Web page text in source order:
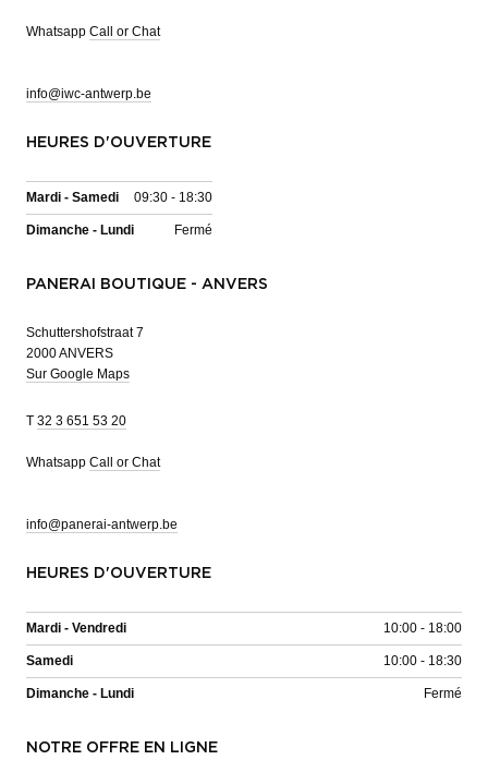
Whatsapp Call or Chat
info@iwc-antwerp.be
HEURES D'OUVERTURE
Mardi - Samedi 09:30 - 18:30
Dimanche - Lundi Fermé
PANERAI BOUTIQUE - ANVERS
Schuttershofstraat 7
2000 ANVERS
Sur Google Maps
T 32 3 651 53 20
Whatsapp Call or Chat
info@panerai-antwerp.be
HEURES D'OUVERTURE
Mardi - Vendredi 10:00 - 18:00
Samedi 10:00 - 18:30
Dimanche - Lundi Fermé
NOTRE OFFRE EN LIGNE